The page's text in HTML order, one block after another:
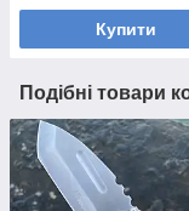
Купити
Подібні товари